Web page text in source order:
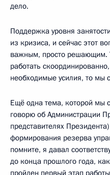
дело.
Поддержка уровня
из кризиса, и сейчас этот
важным, просто решающим.
работать
необходимые усилия, то мы
Ещё одна тема, которой мы
говорю об Администрации
представителях
формирования резерва
помните, я давал
до конца прошлого года,
пройден первый этап